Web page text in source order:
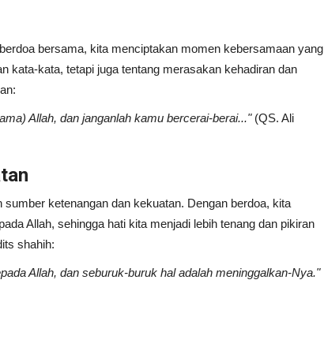
bersama, kita menciptakan momen kebersamaan yang
kata-kata, tetapi juga tentang merasakan kehadiran dan
Allah, dan janganlah kamu bercerai-berai..."(QS. Ali
ketenangan dan kekuatan. Dengan berdoa, kita
Allah, sehingga hati kita menjadi lebih tenang dan pikiran
shahih:
Allah, dan seburuk-buruk hal adalah meninggalkan-Nya."